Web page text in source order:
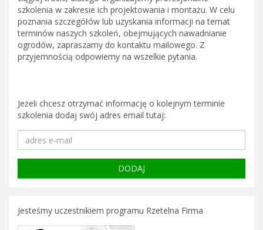
szkolenia w zakresie ich projektowania i montażu. W celu
poznania szczegółów lub uzyskania informacji na temat
terminów naszych szkoleń, obejmujących nawadnianie
ogrodów, zapraszamy do kontaktu mailowego. Z
przyjemnością odpowiemy na wszelkie pytania.
Jeżeli chcesz otrzymać informację o kolejnym terminie
szkolenia dodaj swój adres email tutaj:
Jesteśmy uczestnikiem programu Rzetelna Firma